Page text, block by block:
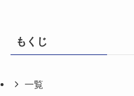
もくじ
一覧